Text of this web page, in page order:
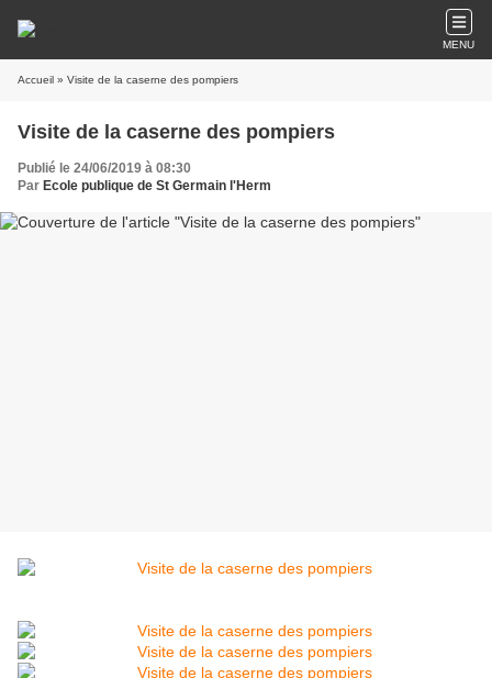
MENU
Accueil » Visite de la caserne des pompiers
Visite de la caserne des pompiers
Publié le 24/06/2019 à 08:30
Par Ecole publique de St Germain l'Herm